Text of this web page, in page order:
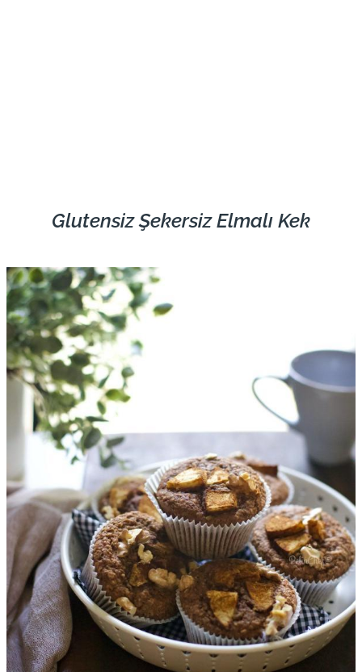
Glutensiz Şekersiz Elmalı Kek